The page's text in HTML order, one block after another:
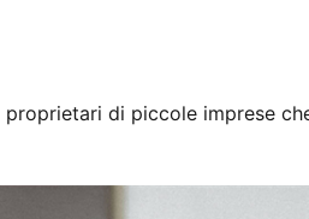
di piccole imprese